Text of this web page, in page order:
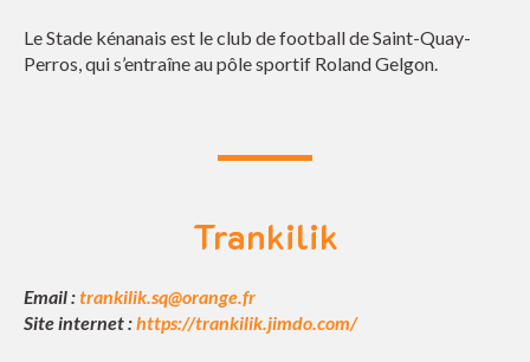
Le Stade kénanais est le club de football de Saint-Quay-
Perros, qui s’entraîne au pôle sportif Roland Gelgon.
Trankilik
Email :trankilik.sq@orange.fr
Site internet :https://trankilik.jimdo.com/